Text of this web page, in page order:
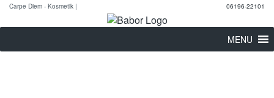
Carpe Diem - Kosmetik | 06196-22101
MENU